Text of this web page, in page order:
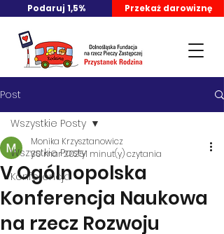
Podaruj 1,5% Przekaż darowiznę
Post
Wszystkie Posty
Konferencja
Wszystkie Posty
V Ogólnopolska
Konferencja Naukowa
na rzecz Rozwoju
Monika Krzysztanowicz
30 mar 20251 minut(y) czytania